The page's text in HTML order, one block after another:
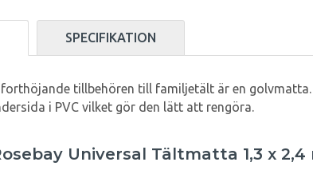
SPECIFIKATION
tillbehören till familjetält är en
i PVC vilket gör den lätt att rengöra.
Universal Tältmatta 1,3 x 2,4